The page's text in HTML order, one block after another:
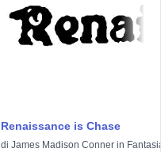
Renaissance is Chase
di James Madison Conner in